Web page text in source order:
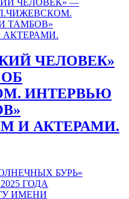
ЧЕЛОВЕК»
ИНТЕРВЬЮ
И АКТЕРАМИ.